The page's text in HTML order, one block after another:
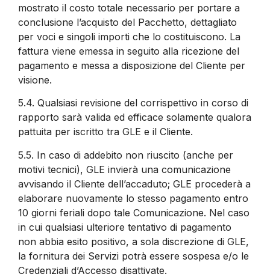
mostrato il costo totale necessario per portare a
conclusione l’acquisto del Pacchetto, dettagliato
per voci e singoli importi che lo costituiscono. La
fattura viene emessa in seguito alla ricezione del
pagamento e messa a disposizione del Cliente per
visione.
5.4. Qualsiasi revisione del corrispettivo in corso di
rapporto sarà valida ed efficace solamente qualora
pattuita per iscritto tra GLE e il Cliente.
5.5. In caso di addebito non riuscito (anche per
motivi tecnici), GLE invierà una comunicazione
avvisando il Cliente dell’accaduto; GLE procederà a
elaborare nuovamente lo stesso pagamento entro
10 giorni feriali dopo tale Comunicazione. Nel caso
in cui qualsiasi ulteriore tentativo di pagamento
non abbia esito positivo, a sola discrezione di GLE,
la fornitura dei Servizi potrà essere sospesa e/o le
Credenziali d’Accesso disattivate.